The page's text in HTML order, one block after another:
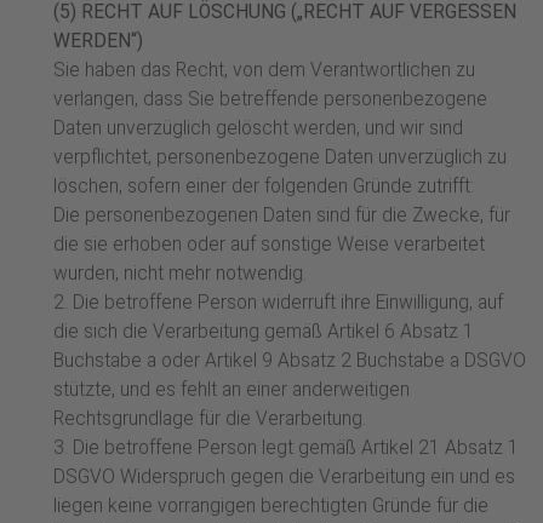
(5) RECHT AUF LÖSCHUNG („RECHT AUF VERGESSEN
WERDEN“)
Sie haben das Recht, von dem Verantwortlichen zu
verlangen, dass Sie betreffende personenbezogene
Daten unverzüglich gelöscht werden, und wir sind
verpflichtet, personenbezogene Daten unverzüglich zu
löschen, sofern einer der folgenden Gründe zutrifft:
Die personenbezogenen Daten sind für die Zwecke, für
die sie erhoben oder auf sonstige Weise verarbeitet
wurden, nicht mehr notwendig.
2. Die betroffene Person widerruft ihre Einwilligung, auf
die sich die Verarbeitung gemäß Artikel 6 Absatz 1
Buchstabe a oder Artikel 9 Absatz 2 Buchstabe a DSGVO
stützte, und es fehlt an einer anderweitigen
Rechtsgrundlage für die Verarbeitung.
3. Die betroffene Person legt gemäß Artikel 21 Absatz 1
DSGVO Widerspruch gegen die Verarbeitung ein und es
liegen keine vorrangigen berechtigten Gründe für die